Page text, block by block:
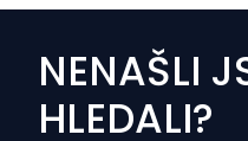
NENAŠLI
HLEDALI?